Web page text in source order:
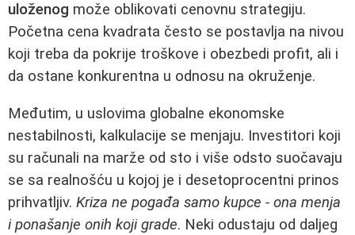
uloženog može oblikovati cenovnu strategiju.
Početna cena kvadrata često se postavlja na nivou
koji treba da pokrije troškove i obezbedi profit, ali i
da ostane konkurentna u odnosu na okruženje.
Međutim, u uslovima globalne ekonomske
nestabilnosti, kalkulacije se menjaju. Investitori koji
su računali na marže od sto i više odsto suočavaju
se sa realnošću u kojoj je i desetoprocentni prinos
prihvatljiv. Kriza ne pogađa samo kupce - ona menja
i ponašanje onih koji grade. Neki odustaju od daljeg